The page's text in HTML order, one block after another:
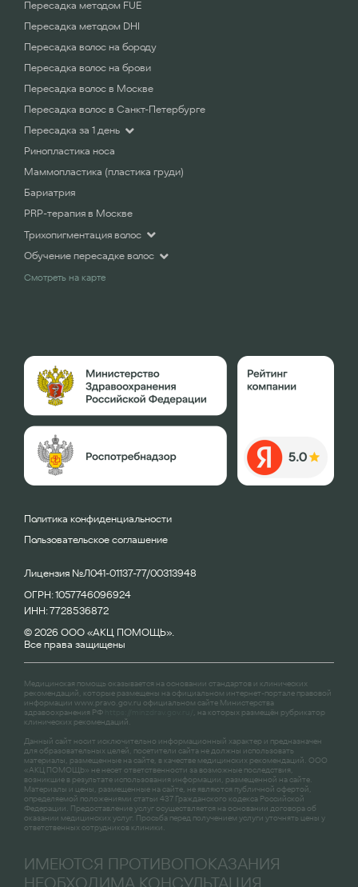
Пересадка методом FUE
Пересадка методом DHI
Пересадка волос на бороду
Пересадка волос на брови
Пересадка волос в Москве
Пересадка волос в Санкт-Петербурге
Пересадка за 1 день
Ринопластика носа
Маммопластика (пластика груди)
Бариатрия
PRP-терапия в Москве
Трихопигментация волос
Обучение пересадке волос
Смотреть на карте
Политика конфиденциальности
Пользовательское соглашение
Лицензия №Л041-01137-77/00313948
ОГРН: 1057746096924
ИНН: 7728536872
© 2026 ООО «АКЦ ПОМОЩЬ».
Все права защищены
Медицинская помощь оказывается на основании стандартов и клинических
рекомендаций, которые размещены на официальном интернет-портале правовой
информации www.pravo.gov.ru официальном сайте Министерства
здравоохранения РФ
, на которых размещён рубрикатор
клинических рекомендаций.
Данный сайт носит исключительно информационный характер и предназначен
для образовательных целей, посетители сайта не должны использовать
материалы, размещенные на сайте, в качестве медицинских рекомендаций. ООО
«АКЦ ПОМОЩЬ» не несет ответственности за возможные последствия,
возникшие в результате использования информации, размещенной на сайте.
Материалы и цены, размещенные на сайте, не являются публичной офертой,
определяемой положениями статьи 437 Гражданского кодекса Российской
Федерации. Предоставление услуг осуществляется на основании договора об
оказании медицинских услуг. Просьба перед получением услуги уточнять цены у
ответственных сотрудников клиники.
ИМЕЮТСЯ ПРОТИВОПОКАЗАНИЯ
НЕОБХОДИМА КОНСУЛЬТАЦИЯ